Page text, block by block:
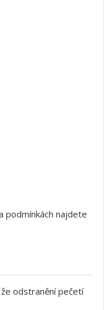
podmínkách najdete
odstranění pečetí